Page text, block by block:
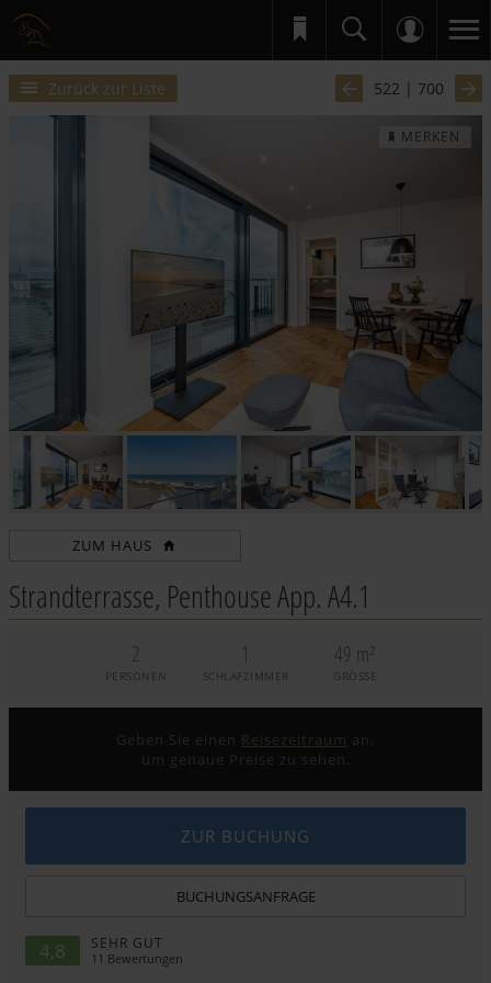
Zurück zur Liste 522 | 700
MERKEN
ZUM HAUS
Strandterrasse, Penthouse App. A4.1
2
PERSONEN
1
SCHLAFZIMMER
49 m²
GRÖSSE
Geben Sie einen Reisezeitraum an,
um genaue Preise zu sehen.
ZUR BUCHUNG
BUCHUNGSANFRAGE
4,8 SEHR GUT
11 Bewertungen